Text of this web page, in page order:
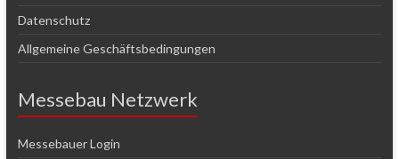
Datenschutz
Allgemeine Geschäftsbedingungen
Messebau Netzwerk
Messebauer Login